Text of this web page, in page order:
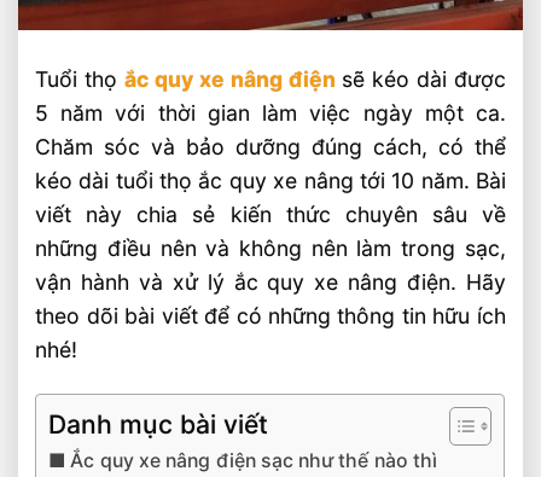
Tuổi thọắc quy xe nâng điện sẽ kéo dài được
5 năm với thời gian làm việc ngày một ca.
Chăm sóc và bảo dưỡng đúng cách, có thể
kéo dài tuổi thọ ắc quy xe nâng tới 10 năm. Bài
viết này chia sẻ kiến thức chuyên sâu về
những điều nên và không nên làm trong sạc,
vận hành và xử lý ắc quy xe nâng điện. Hãy
theo dõi bài viết để có những thông tin hữu ích
nhé!
Danh mục bài viết
Ắc quy xe nâng điện sạc như thế nào thì